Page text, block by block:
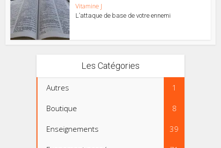
Vitamine J
L’attaque de base de votre ennemi
Les Catégories
Autres 1
Boutique 8
Enseignements 39